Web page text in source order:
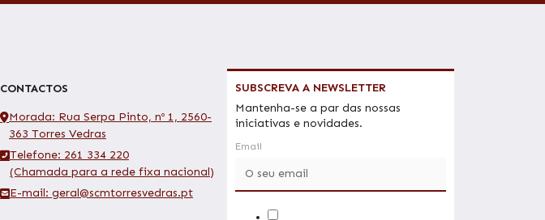
CONTACTOS
Morada: Rua Serpa Pinto, nº 1, 2560-
363 Torres Vedras
Telefone: 261 334 220
(Chamada para a rede fixa nacional)
E-mail: geral@scmtorresvedras.pt
SUBSCREVA A NEWSLETTER
Mantenha-se a par das nossas
iniciativas e novidades.
Email